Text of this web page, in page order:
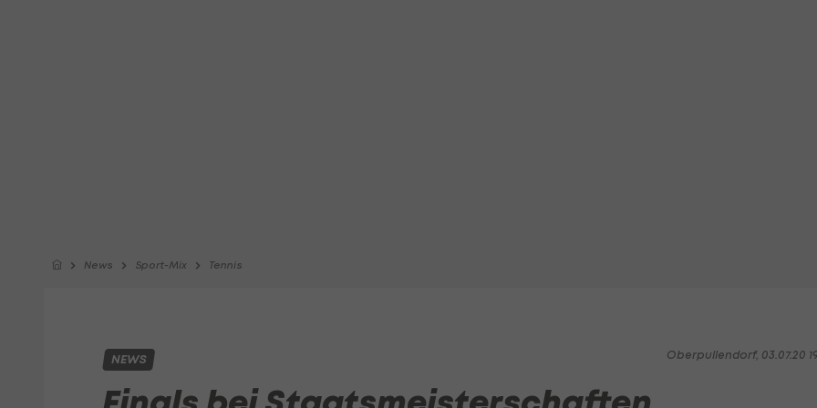
News Sport-Mix Tennis
Oberpullendorf, 03.07.20
NEWS